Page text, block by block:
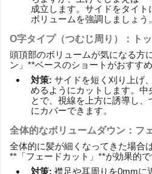
成立します。サイドをタイ
ボリュームを強調しましょう。
O字タイプ（つむじ周り）：ト
頭頂部のボリュームが気になる方
ン」**ベースのショートがおすすめ
対策: サイドを短く刈り上げ
めるようにカットします。中
とで、視線を上方に誘導し
にカバーできます。
全体的なボリュームダウン：フ
全体的に髪が細くなってきた場合
**「フェードカット」**が効果的で
対策: 襟足や耳周りを0mmに